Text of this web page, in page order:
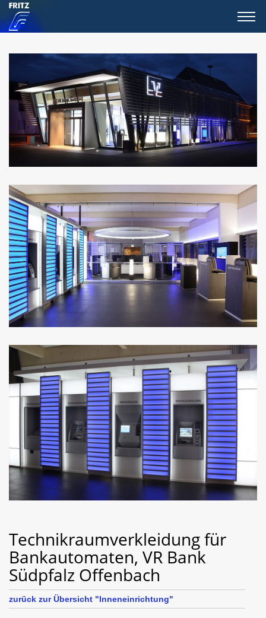
Technikraumverkleidung für
Bankautomaten, VR Bank
Südpfalz Offenbach
zurück zur Übersicht "Inneneinrichtung"